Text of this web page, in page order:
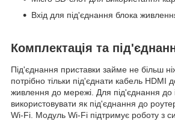
Вхід для під'єднання блока
Комплектація та
Під'єднання приставки займе не більш
потрібно тільки під'єднати кабель HDMI
живлення до мережі. Для під'єднання до
використовувати як під'єднання до
Wi-Fi. Модуль Wi-Fi підтримує роботу з